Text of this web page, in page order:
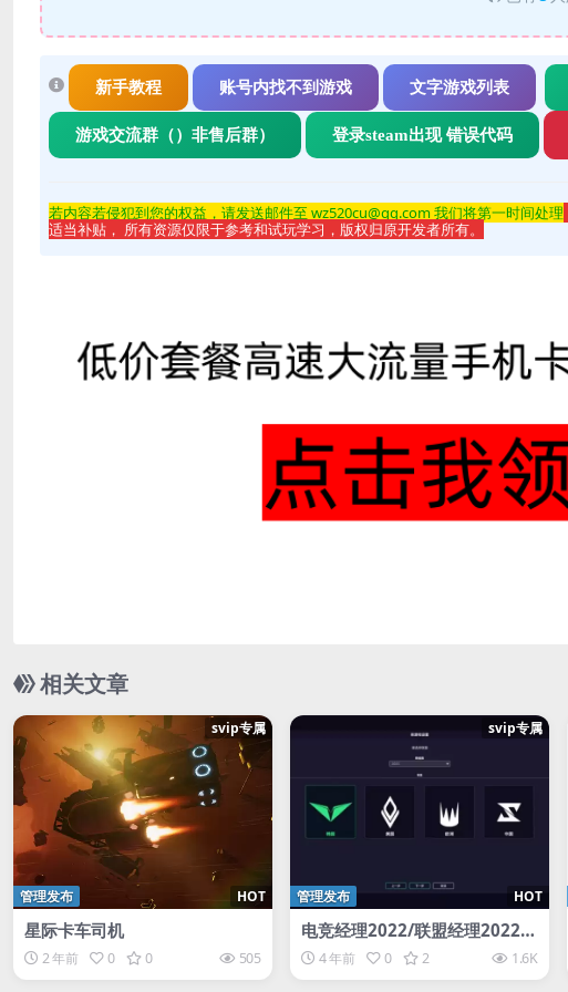
新手教程 账号内找不到游戏 文字游戏列表
游戏交流群（）非售后群） 登录steam出现 错误代码
若内容若侵犯到您的权益，请发送邮件至 wz520cu@qq.com 我们将第一时间处理
适当补贴， 所有资源仅限于参考和试玩学习，版权归原开发者所有。
相关文章
svip专属
HOT
管理发布
星际卡车司机
2 年前 0 0 505
svip专属
HOT
管理发布
电竞经理2022/联盟经理2022/L
eague Manager 2022
4 年前 0 2 1.6K